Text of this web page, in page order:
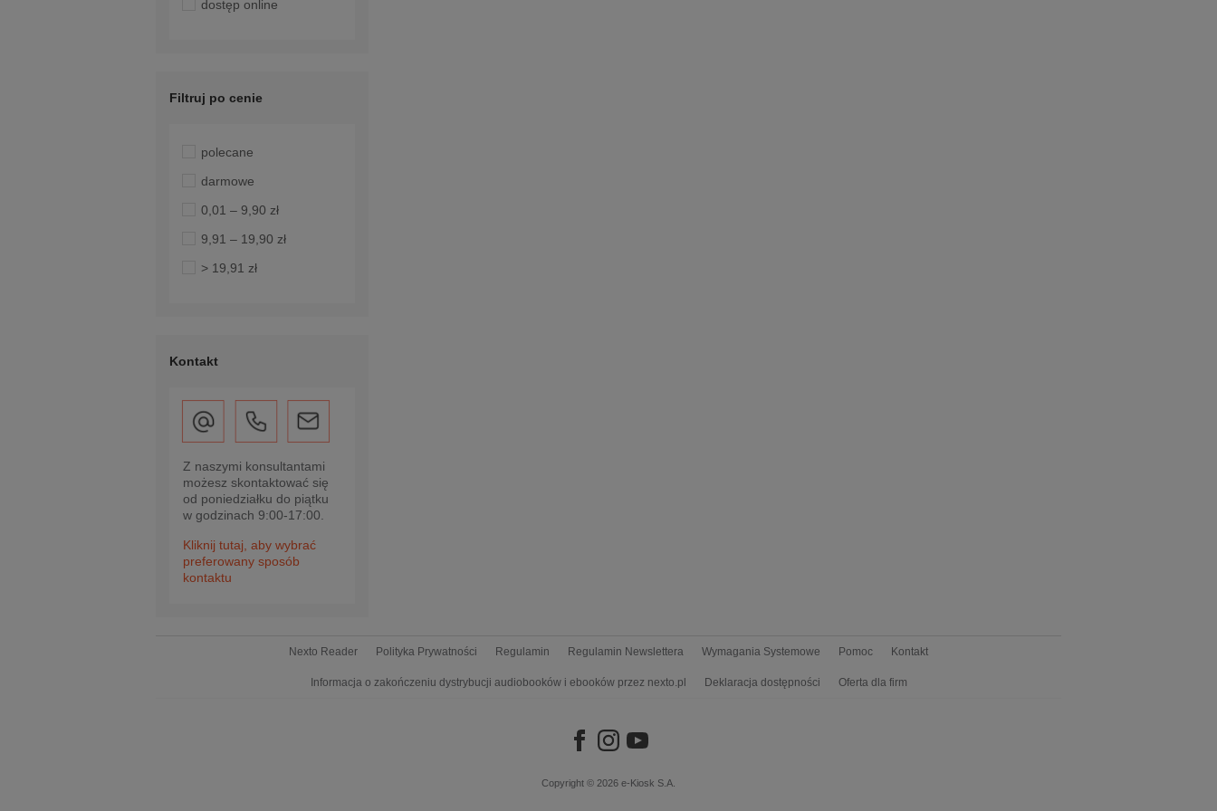
dostęp online
Filtruj po cenie
polecane
darmowe
0,01 – 9,90 zł
9,91 – 19,90 zł
> 19,91 zł
Kontakt
Z naszymi konsultantami
możesz skontaktować się
od poniedziałku do piątku
w godzinach 9:00-17:00.
Kliknij tutaj, aby wybrać
preferowany sposób
kontaktu
Nexto Reader Polityka Prywatności Regulamin Regulamin Newslettera Wymagania Systemowe Pomoc Kontakt
Informacja o zakończeniu dystrybucji audiobooków i ebooków przez nexto.pl Deklaracja dostępności Oferta dla firm
Copyright © 2026 e-Kiosk S.A.